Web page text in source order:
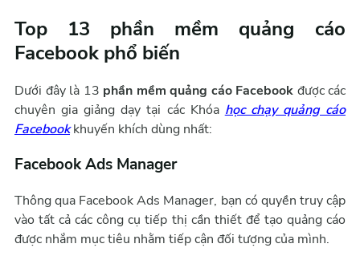
Top 13 phần mềm quảng cáo
Facebook phổ biến
Dưới đây là 13 phần mềm quảng cáo Facebook được các
chuyên gia giảng dạy tại các Khóa học chạy quảng cáo
Facebookkhuyến khích dùng nhất:
Facebook Ads Manager
Thông qua Facebook Ads Manager, bạn có quyền truy cập
vào tất cả các công cụ tiếp thị cần thiết để tạo quảng cáo
được nhắm mục tiêu nhằm tiếp cận đối tượng của mình.